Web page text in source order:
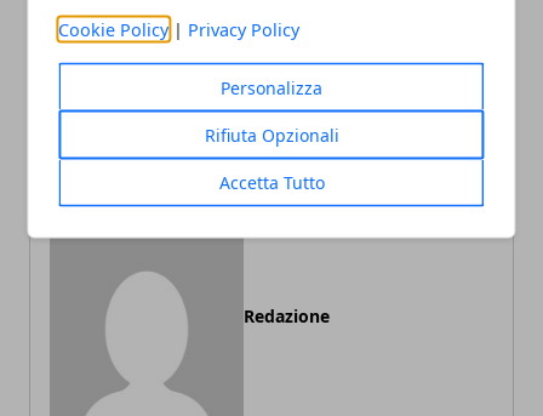
Cookie Policy | Privacy Policy
Personalizza
Rifiuta Opzionali
Accetta Tutto
Articolo Precedente
Come vincere le proprie
Articolo Successivo
Trekking in montagna, le 5
Redazione